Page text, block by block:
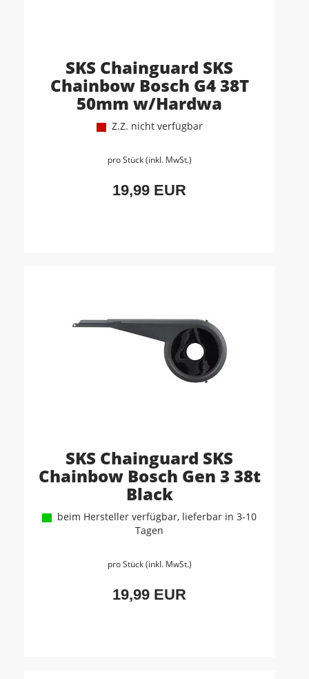
SKS Chainguard SKS
Chainbow Bosch G4 38T
50mm w/Hardwa
Z.Z. nicht verfügbar
pro Stück (inkl. MwSt.)
19,99 EUR
SKS Chainguard SKS
Chainbow Bosch Gen 3 38t
Black
beim Hersteller verfügbar, lieferbar in 3-10
Tagen
pro Stück (inkl. MwSt.)
19,99 EUR